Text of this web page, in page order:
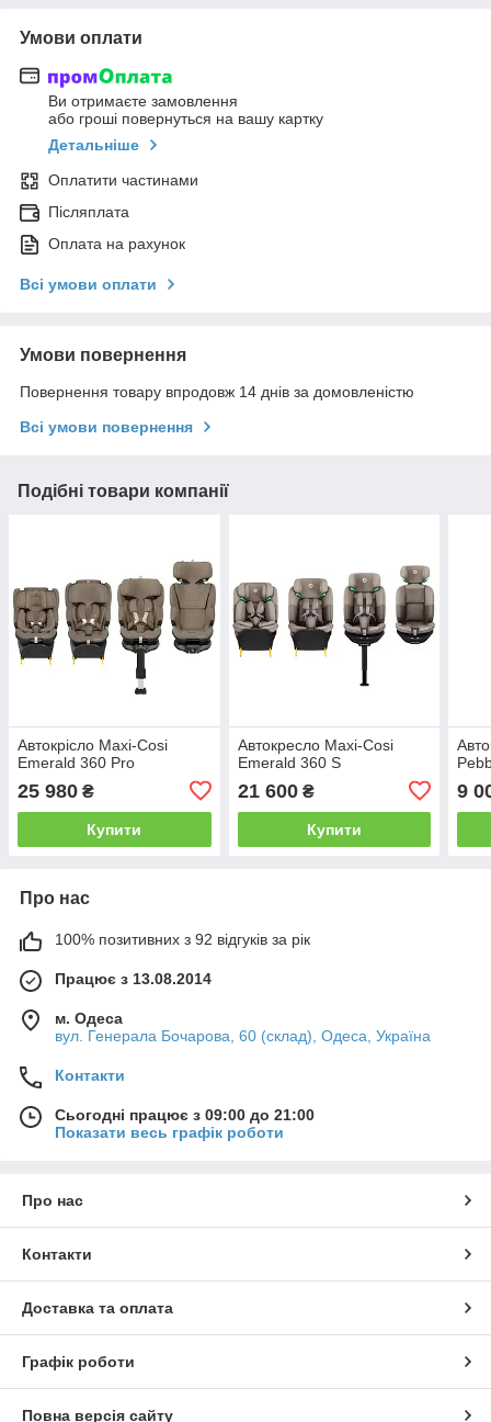
Умови оплати
Ви отримаєте замовлення
або гроші повернуться на вашу картку
Детальніше
Оплатити частинами
Післяплата
Оплата на рахунок
Всі умови оплати
Умови повернення
Повернення товару впродовж 14 днів за домовленістю
Всі умови повернення
Подібні товари компанії
Автокрісло Maxi-Cosi
Emerald 360 Pro
25 980 ₴
Купити
Автокресло Maxi-Cosi
Emerald 360 S
21 600₴
Купити
9
Про нас
100% позитивних з 92 відгуків за рік
Працює з 13.08.2014
м. Одеса
вул. Генерала Бочарова, 60 (склад), Одеса, Україна
Контакти
Сьогодні працює з 09:00 до 21:00
Показати весь графік роботи
Про нас
Контакти
Доставка та оплата
Графік роботи
Повна версія сайту